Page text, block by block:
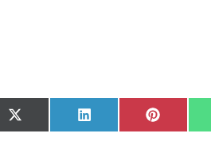
Share
on
Share
on
Share
on